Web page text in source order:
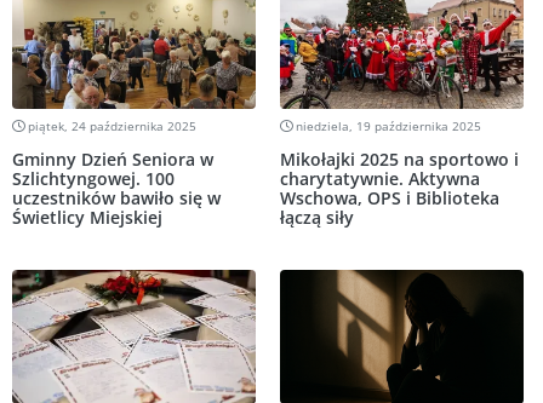
piątek, 24 października 2025
Gminny Dzień Seniora w
Szlichtyngowej. 100
uczestników bawiło się w
Świetlicy Miejskiej
niedziela, 19 października 2025
Mikołajki 2025 na sportowo i
charytatywnie. Aktywna
Wschowa, OPS i Biblioteka
łączą siły